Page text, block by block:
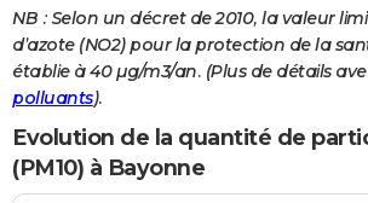
NB : Selon un décret de 2010, la valeur
d’azote (NO2) pour la protection de la
établie à 40 µg/m3/an. (Plus de détails
polluants).
Evolution de la quantité de
(PM10) à Bayonne